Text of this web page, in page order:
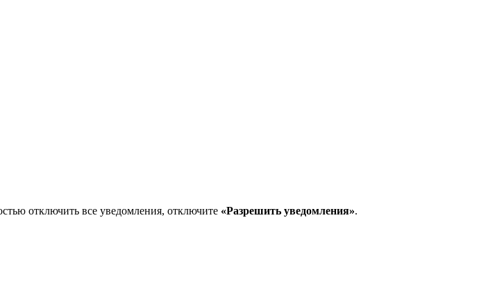
отключить все уведомления, отключите «Разрешить уведомления».